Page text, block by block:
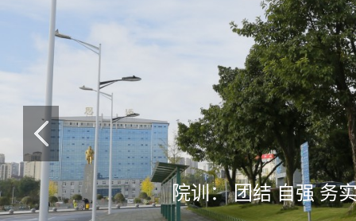
院训： 团结 自强 务